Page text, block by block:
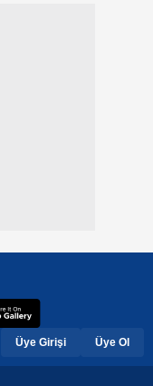
Üye Girişi Üye Ol